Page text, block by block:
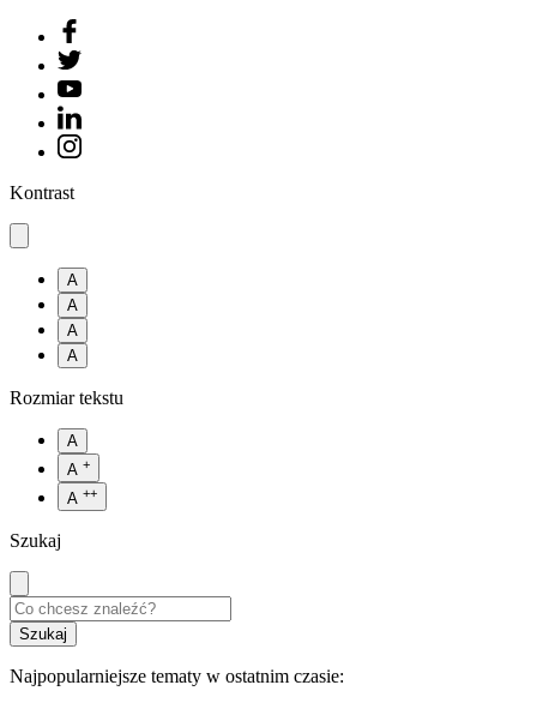
Kontrast
A
A
A
A
Rozmiar tekstu
A
A +
A ++
Szukaj
Najpopularniejsze tematy w ostatnim czasie: